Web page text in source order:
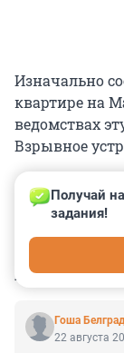
Изначально
квартире на
ведомствах
Взрывное
Гоша
Получай
задания!
22 августа